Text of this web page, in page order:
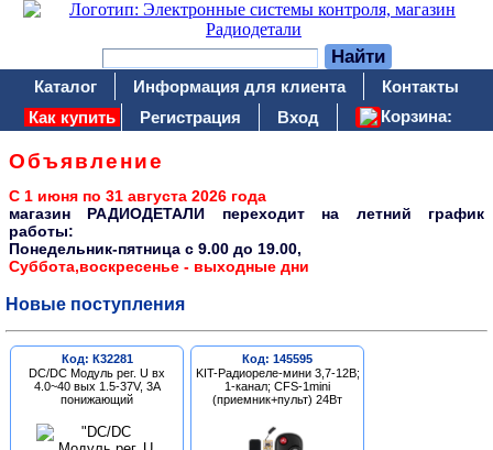
Каталог Информация для клиента
Контакты
Как купить
Регистрация Вход Корзина:
Объявление
С 1 июня по 31 августа 2026 года
магазин РАДИОДЕТАЛИ переходит на летний график
работы:
Понедельник-пятница c 9.00 до 19.00,
Суббота,воскресенье - выходные дни
Новые поступления
Код: К32281
DC/DC Модуль рег. U вх
4.0~40 вых 1.5-37V, 3A
понижающий
Код: 145595
KIT-Радиореле-мини 3,7-12В;
1-канал; CFS-1mini
(приемник+пульт) 24Вт